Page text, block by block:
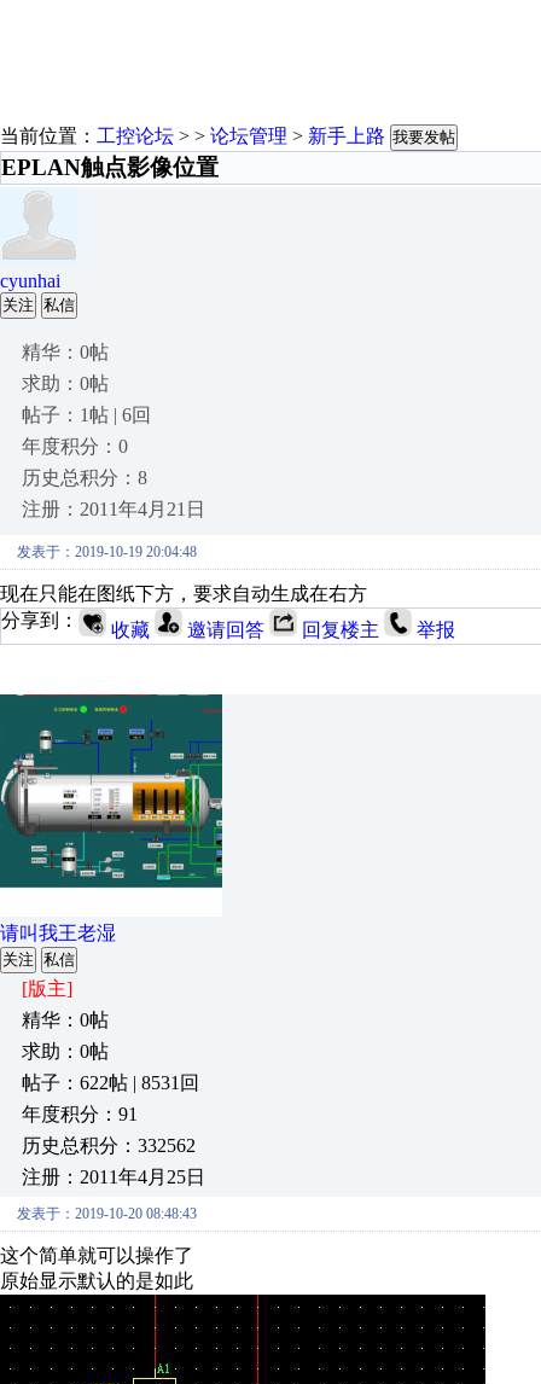
当前位置： 工控论坛 > > 论坛管理 > 新手上路 我要发帖
EPLAN触点影像位置
cyunhai
关注 私信
精华：0帖
求助：0帖
帖子：1帖 | 6回
年度积分：0
历史总积分：8
注册：2011年4月21日
发表于：2019-10-19 20:04:48
现在只能在图纸下方，要求自动生成在右方
分享到：
收藏 邀请回答 回复楼主 举报
请叫我王老湿
关注 私信
[版主]
精华：0帖
求助：0帖
帖子：622帖 | 8531回
年度积分：91
历史总积分：332562
注册：2011年4月25日
发表于：2019-10-20 08:48:43
这个简单就可以操作了
原始显示默认的是如此